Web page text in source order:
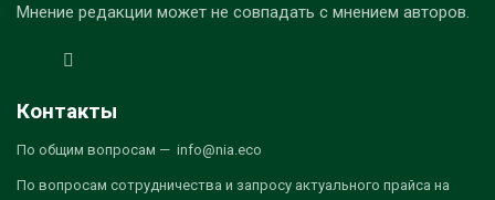
Мнение редакции может не совпадать с мнением авторов.
Контакты
По общим вопросам — info@nia.eco
По вопросам сотрудничества и запросу актуального прайса на